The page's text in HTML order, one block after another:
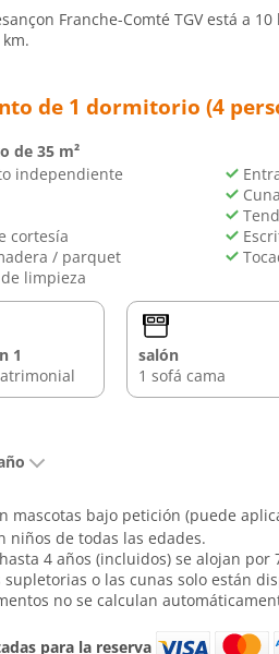
Franche-Comté TGV está a
de 1 dormitorio (4
de 35 m²
independiente
cortesía
/ parquet
limpieza
1
salón
1 sofá cama
mascotas bajo petición (puede
niños de todas las edades.
4 años (incluidos) se alojan
supletorias o las cunas solo están
no se calculan
para la reserva